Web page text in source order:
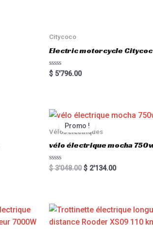
Citycoco
Electric motorcycle
R
a
o
u
o
f
$ 5'796.00
Promo !
Vélos électriques
vélo électrique mocha
R
a
o
u
o
$3'048.00 $ 2'134.00